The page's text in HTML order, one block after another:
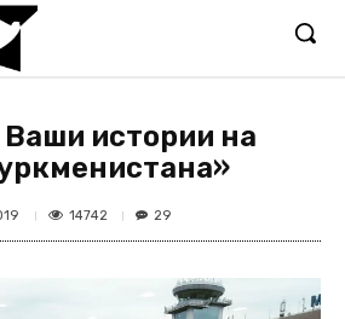
истории на
14742 29